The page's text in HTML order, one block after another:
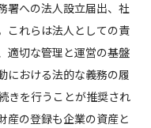
署への法人設立届出、社
これらは法人としての責
適切な管理と運営の基盤
における法的な義務の履
きを行うことが推奨され
産の登録も企業の資産と